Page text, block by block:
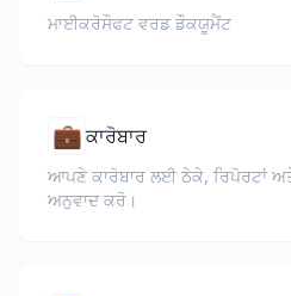
ਮਾਈਕਰੋਸੌਫਟ ਵਰਡ ਡੌਕਯੂਮੈਂਟ
💼ਕਾਰੋਬਾਰ
ਆਪਣੇ ਕਾਰੋਬਾਰ ਲਈ ਠੇਕੇ, ਰਿਪੋਰਟਾਂ
ਅਨੁਵਾਦ ਕਰੋ।